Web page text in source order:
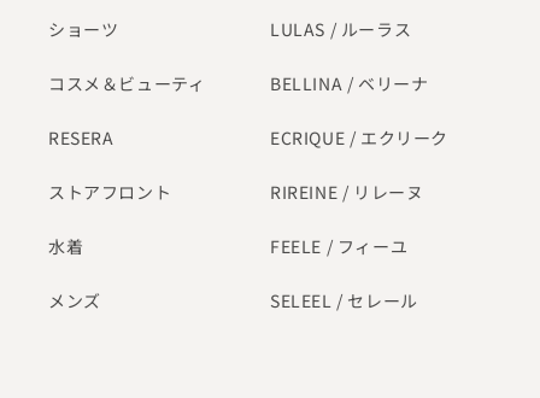
ショーツ
コスメ＆ビューティ
RESERA
ストアフロント
水着
メンズ
LULAS / ルーラス
BELLINA / ベリーナ
ECRIQUE / エクリーク
RIREINE / リレーヌ
FEELE / フィーユ
SELEEL / セレール